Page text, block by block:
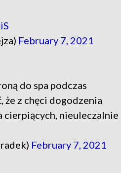
February 7, 2021
do spa podczas
że z chęci dogodzenia
cierpiących, nieuleczalnie
February 7, 2021